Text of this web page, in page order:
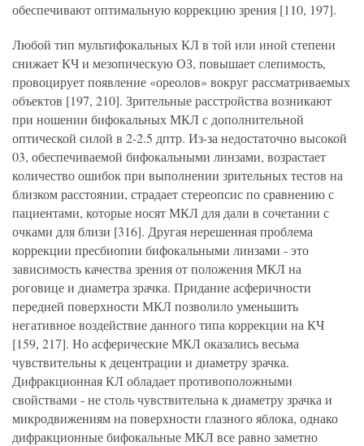
обеспечивают оптимальную коррекцию зрения [110, 197].
Любой тип мультифокальных КЛ в той или иной степени
снижает КЧ и мезопическую ОЗ, повышает слепимость,
провоцирует появление «ореолов» вокруг рассматриваемых
объектов [197, 210]. Зрительные расстройства возникают
при ношении бифокальных МКЛ с дополнительной
оптической силой в 2-2.5 дптр. Из-за недостаточно высокой
03, обеспечиваемой бифокальными линзами, возрастает
количество ошибок при выполнении зрительных тестов на
близком расстоянии, страдает стереопсис по сравнению с
пациентами, которые носят МКЛ для дали в сочетании с
очками для близи [316]. Другая нерешенная проблема
коррекции пресбиопии бифокальными линзами - это
зависимость качества зрения от положения МКЛ на
роговице и диаметра зрачка. Придание асферичности
передней поверхности МКЛ позволило уменьшить
негативное воздействие данного типа коррекции на КЧ
[159, 217]. Но асферические МКЛ оказались весьма
чувствительны к децентрации и диаметру зрачка.
Дифракционная КЛ обладает противоположными
свойствами - не столь чувствительна к диаметру зрачка и
микродвижениям на поверхности глазного яблока, однако
дифракционные бифокальные МКЛ все равно заметно